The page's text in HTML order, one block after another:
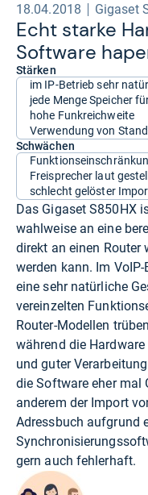
18.04.2018 Gigaset
Echt starke
Soft­ware
Stärken
im IP-Betrieb sehr
jede Menge Speicher
hohe Funkreichweite
Verwendung von
Schwächen
Freisprecher laut
schlecht gelöster
Das Gigaset S850HX
wahlweise an eine
direkt an einen Router
werden kann. Im
eine sehr natürliche
vereinzelten
Router-Modellen
während die
und guter
die Software eher mal
anderem der Import
Adressbuch aufgrund
gern auch fehlerhaft.